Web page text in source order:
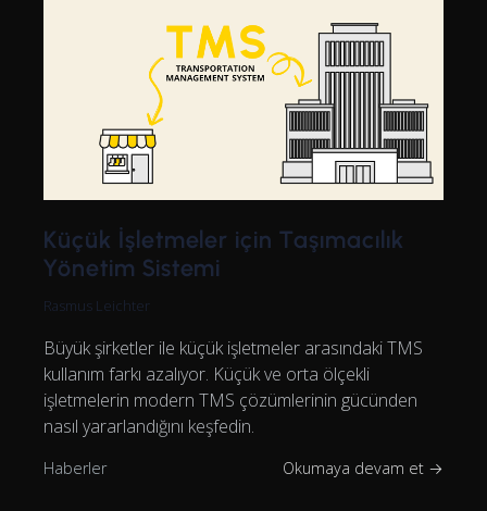
Küçük İşletmeler için Taşımacılık
Yönetim Sistemi
Rasmus Leichter
Büyük şirketler ile küçük işletmeler arasındaki TMS
kullanım farkı azalıyor. Küçük ve orta ölçekli
işletmelerin modern TMS çözümlerinin gücünden
nasıl yararlandığını keşfedin.
Haberler Okumaya devam et →